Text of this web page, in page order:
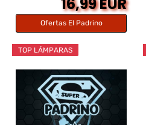
16,99 EUR
Ofertas El Padrino
TOP LÁMPARAS